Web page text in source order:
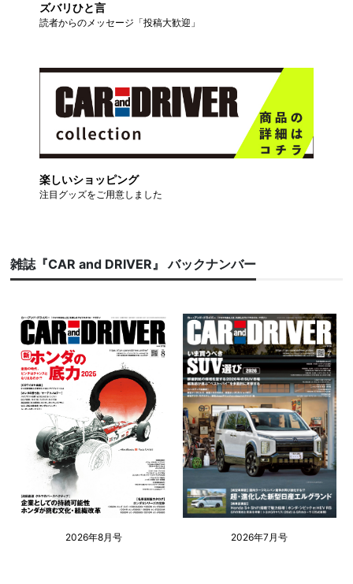
ズバリひと言
読者からのメッセージ「投稿大歓迎」
楽しいショッピング
注目グッズをご用意しました
雑誌『CAR and DRIVER』 バックナンバー
2026年8月号 2026年7月号